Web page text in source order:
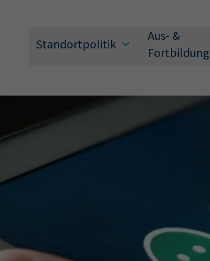
Standortpolitik
Aus- &
Fortbildung
Wonach suchen Sie?